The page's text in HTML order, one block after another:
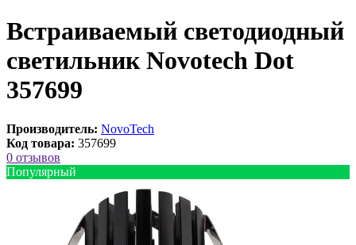
Встраиваемый светодиодный
светильник Novotech Dot
357699
Производитель: NovoTech
Код товара: 357699
0 отзывов
Популярный